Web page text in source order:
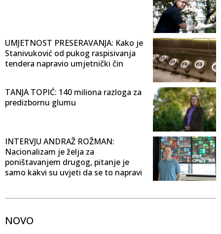
UMJETNOST PRESERAVANJA: Kako je
Stanivuković od pukog raspisivanja
tendera napravio umjetnički čin
TANJA TOPIĆ: 140 miliona razloga za
predizbornu glumu
INTERVJU ANDRAŽ ROŽMAN:
Nacionalizam je želja za
poništavanjem drugog, pitanje je
samo kakvi su uvjeti da se to napravi
NOVO